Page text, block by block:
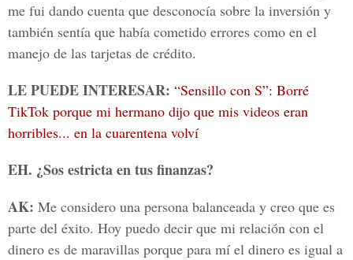
me fui dando cuenta que desconocía sobre la inversión y
también sentía que había cometido errores como en el
manejo de las tarjetas de crédito.
LE PUEDE INTERESAR: “Sensillo con S”: Borré
TikTok porque mi hermano dijo que mis videos eran
horribles... en la cuarentena volví
EH. ¿Sos estricta en tus finanzas?
AK: Me considero una persona balanceada y creo que es
parte del éxito. Hoy puedo decir que mi relación con el
dinero es de maravillas porque para mí el dinero es igual a